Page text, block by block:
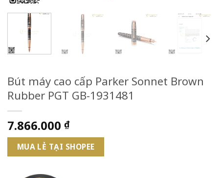
Bút máy cao cấp Parker Sonnet Brown
Rubber PGT GB-1931481
7.866.000 ₫
MUA LẺ TẠI SHOPEE